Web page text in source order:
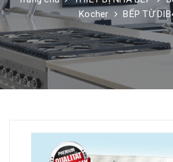
Kocher
BẾP TỪ